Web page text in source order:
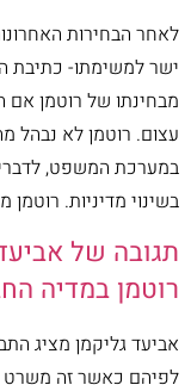
לאחר הבחירות
ישר למשימתו-
מבחינתו של רוטמן אם
עצום. רוטמן לא נבהל
במערכת המשפט,
בשינוי מדיניות.
תגובה של
רוטמן במדיה
אביעד גליקמן מציג
לפיהם כאשר זה משרט